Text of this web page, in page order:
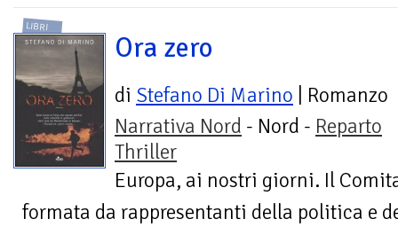
LIBRI
Ora zero
di Stefano Di Marino | Romanzo
Narrativa Nord - Nord - Reparto
Thriller
Europa, ai nostri giorni. Il
formata da rappresentanti della politica e